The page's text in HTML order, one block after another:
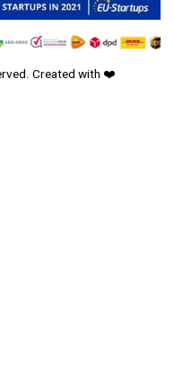
Created with ❤️